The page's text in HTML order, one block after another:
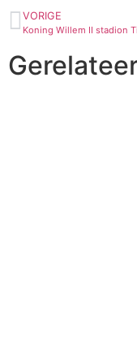
VORIGE
Koning Willem II stadion